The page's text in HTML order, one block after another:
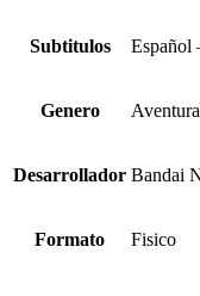
Subtitulos Español
Genero
Desarrollador Bandai
Formato Fisico